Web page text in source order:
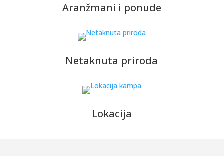
Aranžmani i ponude
Netaknuta priroda
Lokacija